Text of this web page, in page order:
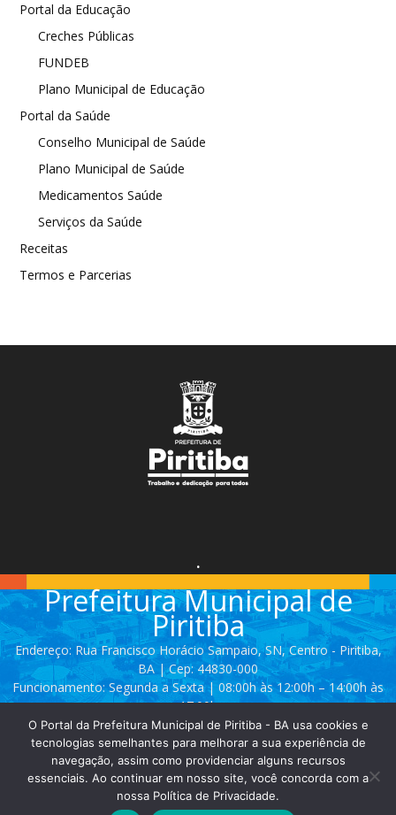
Portal da Educação
Creches Públicas
FUNDEB
Plano Municipal de Educação
Portal da Saúde
Conselho Municipal de Saúde
Plano Municipal de Saúde
Medicamentos Saúde
Serviços da Saúde
Receitas
Termos e Parcerias
.
Prefeitura Municipal de
Piritiba
Endereço: Rua Francisco Horácio Sampaio, SN, Centro - Piritiba,
BA | Cep: 44830-000
Funcionamento: Segunda a Sexta | 08:00h às 12:00h – 14:00h às
17:00h
Telefone: (74) 3628 - 2111 / 3628 - 2153
Contato:comunicacao@piritiba.ba.gov.br
O Portal da Prefeitura Municipal de Piritiba - BA usa cookies e
tecnologias semelhantes para melhorar a sua experiência de
navegação, assim como providenciar alguns recursos
essenciais. Ao continuar em nosso site, você concorda com a
nossa Política de Privacidade.